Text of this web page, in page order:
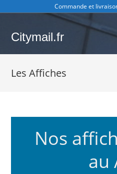
to
Commande et
Citymail.fr
Les Affiches
Nos
au